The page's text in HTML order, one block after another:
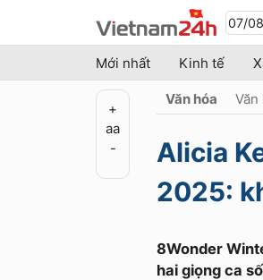
07/
Mới nhất Kinh tế
+
aa
-
Văn hóa Văn
Alicia
2025:
8Wonder
hai giọng ca